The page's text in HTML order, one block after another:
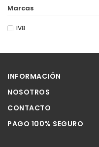
Marcas
IVB
INFORMACIÓN
NOSOTROS
CONTACTO
PAGO 100% SEGURO